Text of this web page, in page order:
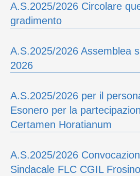
A.S.2025/2026 Circolare
gradimento
A.S.2025/2026 Assemblea
2026
A.S.2025/2026 per il
Esonero per la
Certamen Horatianum
A.S.2025/2026
Sindacale FLC CGIL